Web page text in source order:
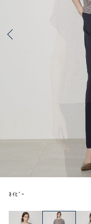
ﾈｲﾋﾞｰ